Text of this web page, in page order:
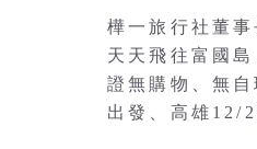
樺一旅行社董
天天飛往富國
證無購物、無
出發、高雄12/